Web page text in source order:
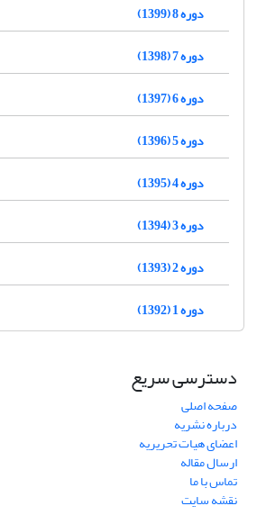
دوره 8 (1399)
دوره 7 (1398)
دوره 6 (1397)
دوره 5 (1396)
دوره 4 (1395)
دوره 3 (1394)
دوره 2 (1393)
دوره 1 (1392)
دسترسی سریع
صفحه اصلی
درباره نشریه
اعضای هیات تحریریه
ارسال مقاله
تماس با ما
نقشه سایت